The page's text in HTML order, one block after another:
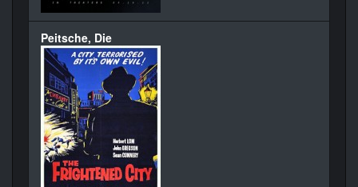
Peitsche, Die